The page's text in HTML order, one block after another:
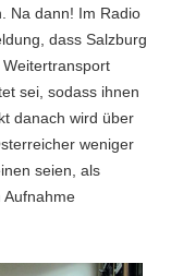
Na dann! Im Radio
dass Salzburg
sei, sodass ihnen
danach wird über
weniger
seien, als
Aufnahme